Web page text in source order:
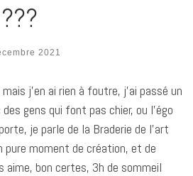
2021
j’en ai rien à foutre, j’ai passé un
gens qui font pas chier, ou l’égo
je parle de la Braderie de l’art
pure moment de création, et de
aime, bon certes, 3h de sommeil